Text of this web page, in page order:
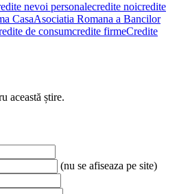
nevoi personalecredite noicredite
CasaAsociatia Romana a Bancilor
de consumcredite firmeCredite
această știre.
(nu se afiseaza pe site)